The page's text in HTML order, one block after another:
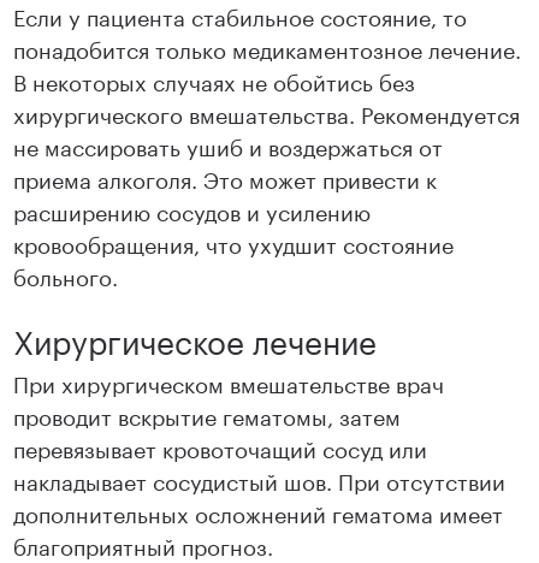
Если у пациента стабильное состояние, то
понадобится только медикаментозное лечение.
В некоторых случаях не обойтись без
хирургического вмешательства. Рекомендуется
не массировать ушиб и воздержаться от
приема алкоголя. Это может привести к
расширению сосудов и усилению
кровообращения, что ухудшит состояние
больного.
Хирургическое лечение
При хирургическом вмешательстве врач
проводит вскрытие гематомы, затем
перевязывает кровоточащий сосуд или
накладывает сосудистый шов. При отсутствии
дополнительных осложнений гематома имеет
благоприятный прогноз.